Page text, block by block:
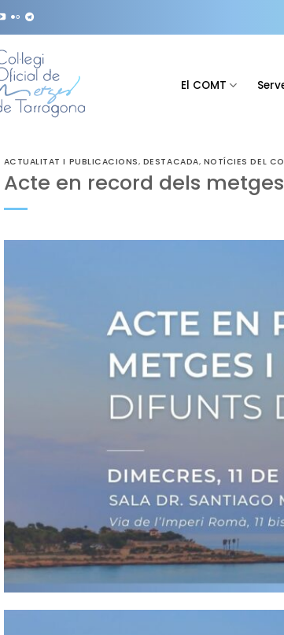
El COMT
ACTUALITAT I PUBLICACIONS, DESTACADA, NOTÍCIES DEL
Acte en record dels